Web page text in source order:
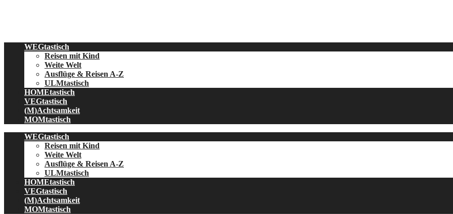
WEGtastisch
Reisen mit Kind
Weite Welt
Ausflüge & Reisen A-Z
ULMtastisch
HOMEtastisch
VEGtastisch
(M)Achtsamkeit
MOMtastisch
WEGtastisch
Reisen mit Kind
Weite Welt
Ausflüge & Reisen A-Z
ULMtastisch
HOMEtastisch
VEGtastisch
(M)Achtsamkeit
MOMtastisch